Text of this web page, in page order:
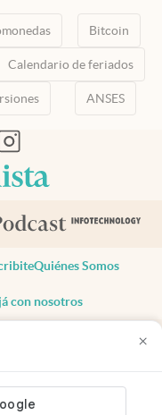
×
Bitcoin
Calendario de feriados
ANSES
pestañapestaña
nueva pestaña
en nueva pestaña
abre en nueva pestaña
Quiénes Somos
con nosotros